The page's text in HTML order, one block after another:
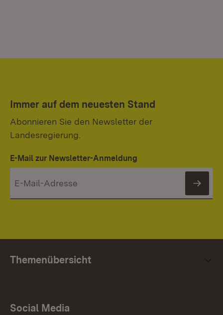
Immer auf dem neuesten Stand
Abonnieren Sie den Newsletter der
Landesregierung.
E-Mail zur Newsletter-Anmeldung
Themenübersicht
Social Media